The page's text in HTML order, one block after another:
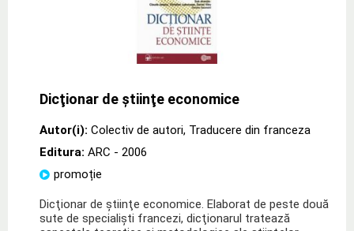
Dicţionar de ştiinţe economice
Autor(i): Colectiv de autori, Traducere din franceza
Editura: ARC - 2006
promoție
Dicţionar de ştiinţe economice. Elaborat de peste două
sute de specialişti francezi, dicţionarul tratează